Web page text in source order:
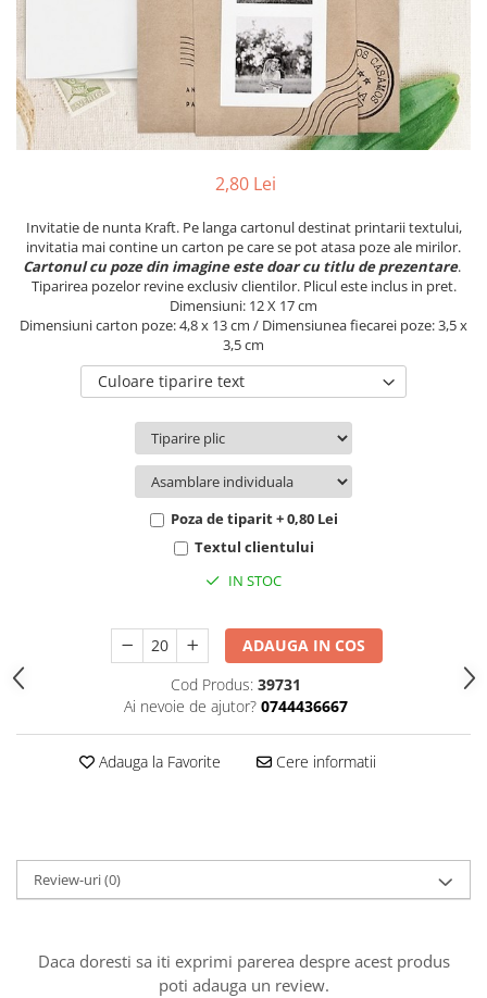
Sticle si borcane
Cutii flori de hartie
Cutii flori de sapun
Cutii flori mixte
Cutii LUX
Aranjamente tematice
2020 Craciun si Anul Nou
2021 Crăciun
2022 Crăciun
Toamna și Halloween
Buchete extravagante
HOME & OFFICE Deco
2,80 Lei
Invitatie de nunta Kraft. Pe langa cartonul destinat printarii textului,
invitatia mai contine un carton pe care se pot atasa poze ale mirilor.
Cartonul cu poze din imagine este doar cu titlu de prezentare.
Tiparirea pozelor revine exclusiv clientilor. Plicul este inclus in pret.
Dimensiuni: 12 X 17 cm
Dimensiuni carton poze: 4,8 x 13 cm / Dimensiunea fiecarei poze: 3,5 x
3,5 cm
Culoare tiparire text
Poza de tiparit + 0,80 Lei
Textul clientului
IN STOC
ADAUGA IN COS
Cod Produs: 39731
Ai nevoie de ajutor? 0744436667
Adauga la Favorite Cere informatii
Review-uri(0)
Daca doresti sa iti exprimi parerea despre acest produs
poti adauga un review.